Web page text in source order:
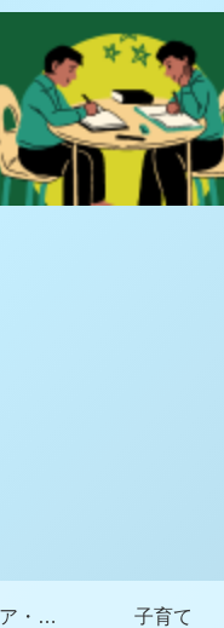
自己成長・キャリア・ライフプラン 子育て